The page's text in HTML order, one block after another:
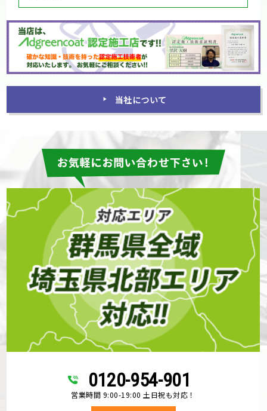
当社について
0120-954-901
営業時間 9:00-19:00 土日祝も対応！